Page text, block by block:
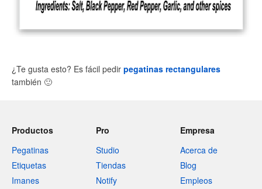
¿Te gusta esto? Es fácil pedir pegatinas rectangulares
también 🙂
Productos
Pegatinas
Etiquetas
Imanes
Pro
Studio
Tiendas
Notify
Empresa
Acerca de
Blog
Empleos